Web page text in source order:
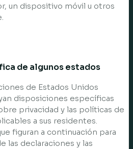
un dispositivo móvil u otros
de algunos estados
de Estados Unidos
disposiciones específicas
privacidad y las políticas de
a sus residentes.
figuran a continuación para
las declaraciones y las